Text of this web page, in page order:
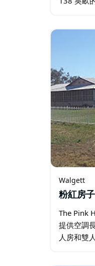
Walgett
粉紅房子
The Pink
提供空調
人房和雙